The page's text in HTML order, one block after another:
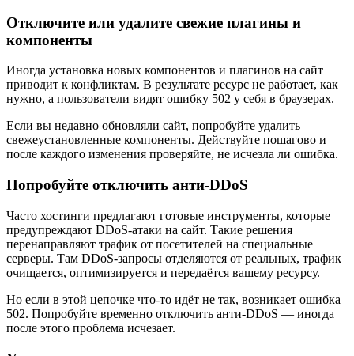
Отключите или удалите свежие плагины и
компоненты
Иногда установка новых компонентов и плагинов на сайт
приводит к конфликтам. В результате ресурс не работает, как
нужно, а пользователи видят ошибку 502 у себя в браузерах.
Если вы недавно обновляли сайт, попробуйте удалить
свежеустановленные компоненты. Действуйте пошагово и
после каждого изменения проверяйте, не исчезла ли ошибка.
Попробуйте отключить анти‑DDoS
Часто хостинги предлагают готовые инструменты, которые
предупреждают DDoS‑атаки на сайт. Такие решения
перенаправляют трафик от посетителей на специальные
серверы. Там DDoS‑запросы отделяются от реальных, трафик
очищается, оптимизируется и передаётся вашему ресурсу.
Но если в этой цепочке что‑то идёт не так, возникает ошибка
502. Попробуйте временно отключить анти‑DDoS — иногда
после этого проблема исчезает.